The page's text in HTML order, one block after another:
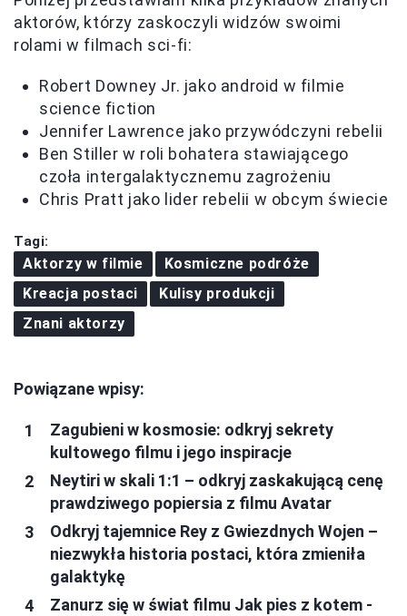
aktorów, którzy zaskoczyli widzów swoimi
rolami w filmach sci-fi:
Robert Downey Jr. jako android w filmie
science fiction
Jennifer Lawrence jako przywódczyni rebelii
Ben Stiller w roli bohatera stawiającego
czoła intergalaktycznemu zagrożeniu
Chris Pratt jako lider rebelii w obcym świecie
Tagi:
Aktorzy w filmie
Kosmiczne podróże
Kreacja postaci
Kulisy produkcji
Znani aktorzy
Powiązane wpisy:
Zagubieni w kosmosie: odkryj sekrety
kultowego filmu i jego inspiracje
Neytiri w skali 1:1 – odkryj zaskakującą cenę
prawdziwego popiersia z filmu Avatar
Odkryj tajemnice Rey z Gwiezdnych Wojen –
niezwykła historia postaci, która zmieniła
galaktykę
Zanurz się w świat filmu Jak pies z kotem -